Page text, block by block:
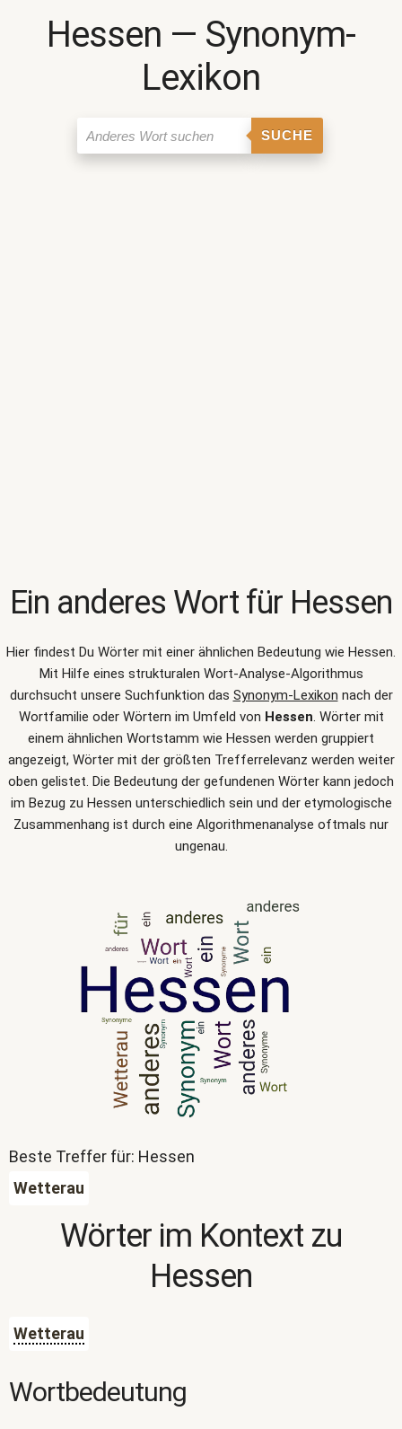
Hessen ― Synonym-
Lexikon
SUCHE
Ein anderes Wort für Hessen
Hier findest Du Wörter mit einer ähnlichen Bedeutung wie Hessen.
Mit Hilfe eines strukturalen Wort-Analyse-Algorithmus
durchsucht unsere Suchfunktion das Synonym-Lexikon nach der
Wortfamilie oder Wörtern im Umfeld von Hessen. Wörter mit
einem ähnlichen Wortstamm wie Hessen werden gruppiert
angezeigt, Wörter mit der größten Trefferrelevanz werden weiter
oben gelistet. Die Bedeutung der gefundenen Wörter kann jedoch
im Bezug zu Hessen unterschiedlich sein und der etymologische
Zusammenhang ist durch eine Algorithmenanalyse oftmals nur
ungenau.
Beste Treffer für: Hessen
Wetterau
Wörter im Kontext zu
Hessen
Wetterau
Wortbedeutung